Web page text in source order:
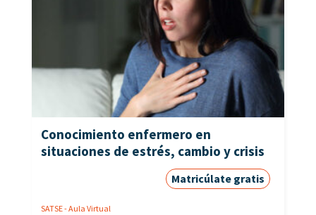
Conocimiento enfermero en
situaciones de estrés, cambio y crisis
Matricúlate gratis
SATSE - Aula Virtual